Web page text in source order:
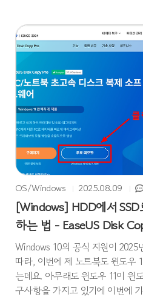
실행) 가장 빠른 진입 (실행창)
shell:startup모든 사용자: Win +
폴더로 즉시 이동합니다. 시작 프
법실행 파일(.exe) ..
OS/Windows 2025.08.09
[Windows] HDD에서 SSD
하는 법 - EaseUS Disk
Windows 10의 공식 지원이 2025
따라, 이번에 제 노트북도 윈도우
는데요. 아무래도 윈도우 11이 윈
구사항을 가지고 있기에 이번에